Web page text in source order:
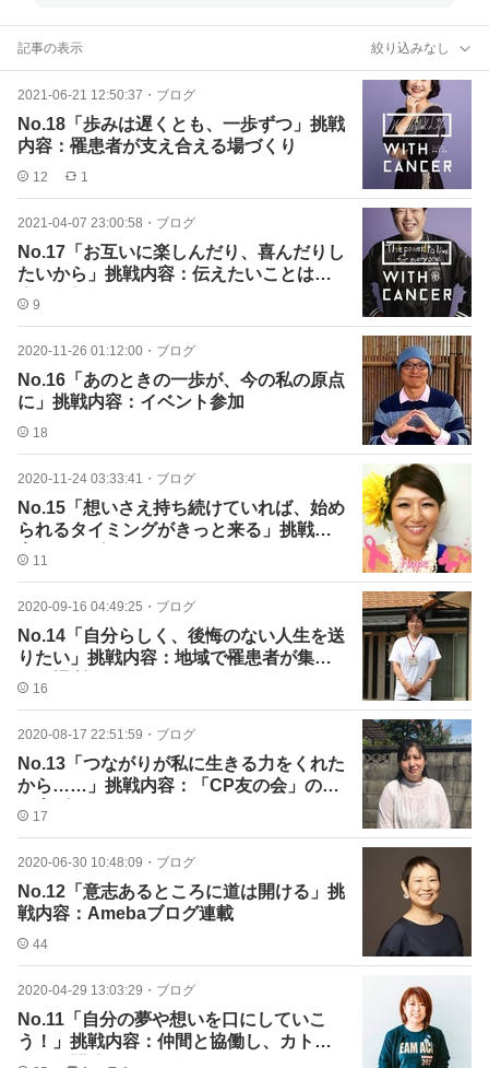
記事の表示 絞り込みなし
2021-06-21 12:50:37 ・ ブログ
No.18「歩みは遅くとも、一歩ずつ」挑戦
内容：罹患者が支え合える場づくり
12 1
2021-04-07 23:00:58 ・ ブログ
No.17「お互いに楽しんだり、喜んだりし
たいから」挑戦内容：伝えたいことは、
今すぐ伝える
9
2020-11-26 01:12:00 ・ ブログ
No.16「あのときの一歩が、今の私の原点
に」挑戦内容：イベント参加
18
2020-11-24 03:33:41 ・ ブログ
No.15「想いさえ持ち続けていれば、始め
られるタイミングがきっと来る」挑戦内
容：フラダンス
11
2020-09-16 04:49:25 ・ ブログ
No.14「自分らしく、後悔のない人生を送
りたい」挑戦内容：地域で罹患者が集ま
れる場所をつくる
16
2020-08-17 22:51:59 ・ ブログ
No.13「つながりが私に生きる力をくれた
から……」挑戦内容：「CP友の会」の立
ち上げ
17
2020-06-30 10:48:09 ・ ブログ
No.12「意志あるところに道は開ける」挑
戦内容：Amebaブログ連載
44
2020-04-29 13:03:29 ・ ブログ
No.11「自分の夢や想いを口にしていこ
う！」挑戦内容：仲間と協働し、カトラ
リーを開発する